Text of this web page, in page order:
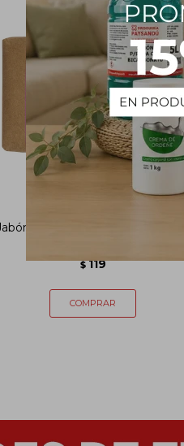
vegano verbena Natur Blue
$ 119